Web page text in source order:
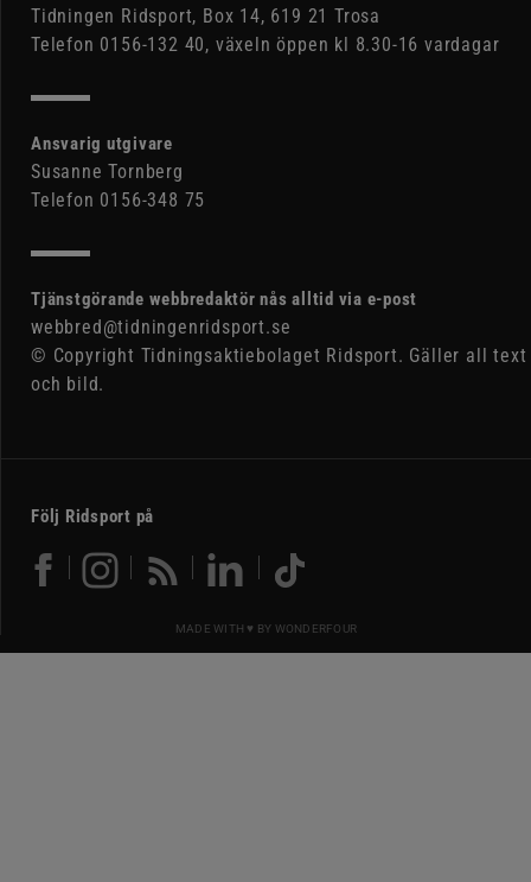
Tidningen Ridsport, Box 14, 619 21 Trosa
Telefon 0156-132 40, växeln öppen kl 8.30-16 vardagar
Ansvarig utgivare
Susanne Tornberg
Telefon 0156-348 75
Tjänstgörande webbredaktör nås alltid via e-post
webbred@tidningenridsport.se
© Copyright Tidningsaktiebolaget Ridsport. Gäller all text
och bild.
Följ Ridsport på
MADE WITH ♥ BY WONDERFOUR